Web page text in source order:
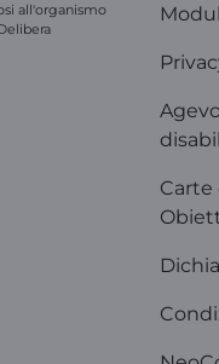
all'organismo
Carte